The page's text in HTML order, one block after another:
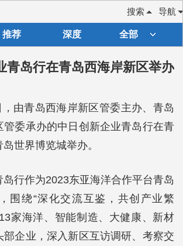
导航
搜索
推荐 深度 全部
青岛行在青岛西海岸新区举办
由青岛西海岸新区管委主办、青岛
管委承办的中日创新企业青岛行在青
世界博览城举办。
行作为2023东亚海洋合作平台青岛
围绕“深化交流互鉴，共创产业繁
家海洋、智能制造、大健康、新材
部企业，深入新区互访调研、考察交